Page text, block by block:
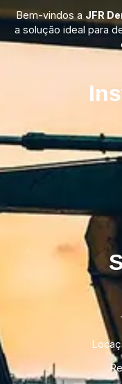
Bem-vindos a JFR
a solução ideal para